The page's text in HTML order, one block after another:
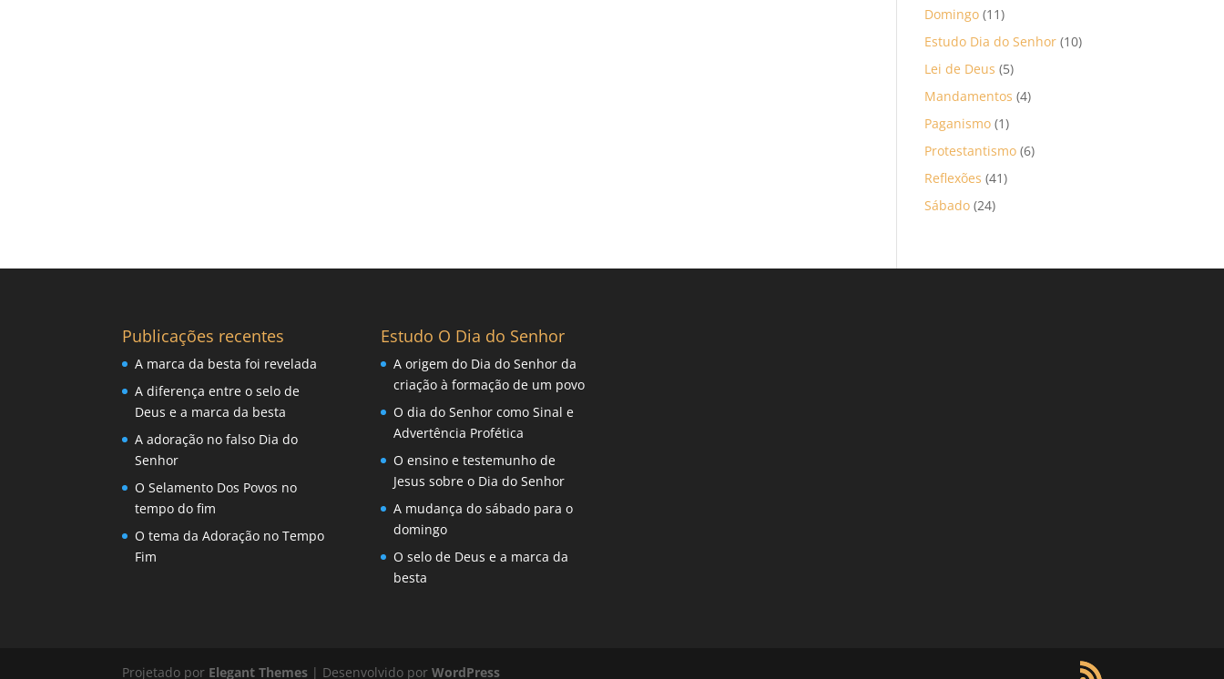
Domingo (11)
Estudo Dia do Senhor (10)
Lei de Deus (5)
Mandamentos (4)
Paganismo (1)
Protestantismo (6)
Reflexões (41)
Sábado (24)
Publicações recentes
A marca da besta foi revelada
A diferença entre o selo de
Deus e a marca da besta
A adoração no falso Dia do
Senhor
O Selamento Dos Povos no
tempo do fim
O tema da Adoração no Tempo
Fim
Estudo O Dia do Senhor
A origem do Dia do Senhor da
criação à formação de um povo
O dia do Senhor como Sinal e
Advertência Profética
O ensino e testemunho de
Jesus sobre o Dia do Senhor
A mudança do sábado para o
domingo
O selo de Deus e a marca da
besta
Projetado por Elegant Themes | Desenvolvido porWordPress